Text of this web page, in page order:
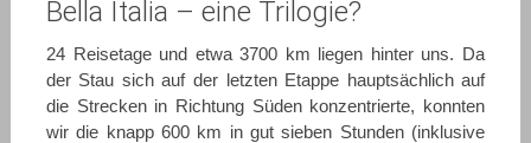
Bella Italia – eine Trilogie?
24 Reisetage und etwa 3700 km liegen hinter uns. Da
der Stau sich auf der letzten Etappe hauptsächlich auf
die Strecken in Richtung Süden konzentrierte, konnten
wir die knapp 600 km in gut sieben Stunden (inklusive